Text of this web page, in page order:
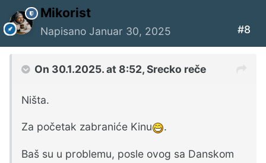
Mikorist
Napisano Januar 30, 2025 #8
On 30.1.2025. at 8:52,Srecko reče
Ništa.
Za početak zabraniće Kinu .
Baš su u problemu, posle ovog sa Danskom